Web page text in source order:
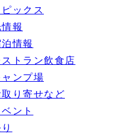
ックス
報
情報
トラン飲食店
ンプ場
り寄せなど
ント